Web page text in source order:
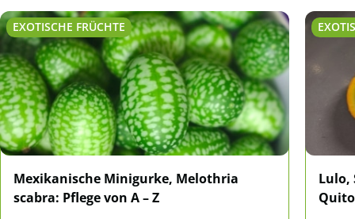
EXOTISCHE FRÜCHTE
Mexikanische Minigurke, Melothria
scabra: Pflege von A – Z
Lulo,